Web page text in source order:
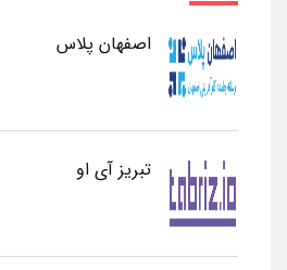
اصفهان پلاس
تبریز آی او